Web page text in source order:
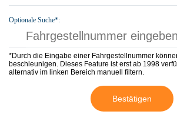
Optionale Suche*:
*Durch die Eingabe einer Fahrgestellnummer
beschleunigen. Dieses Feature ist erst ab 1998
alternativ im linken Bereich manuell filtern.
Bestätigen